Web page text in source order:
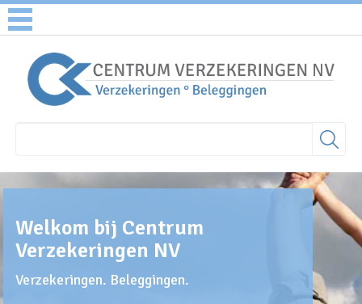
Welkom bij Centrum
Verzekeringen NV
Verzekeringen. Beleggingen.